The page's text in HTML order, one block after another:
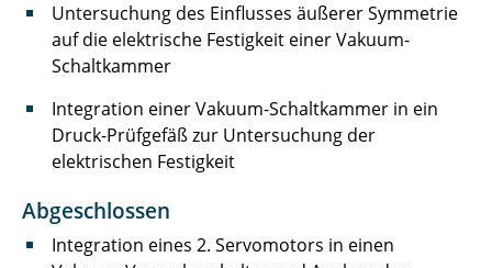
Liebsch Quentin
Lüdecke Marcel
Meinert Michel
Nebelsiek Marvin
Niehs Eike
Untersuchung des Einflusses äußerer Symmetrie
auf die elektrische Festigkeit einer Vakuum-
Schaltkammer
Integration einer Vakuum-Schaltkammer in ein
Druck-Prüfgefäß zur Untersuchung der
elektrischen Festigkeit
Abgeschlossen
Integration eines 2. Servomotors in einen